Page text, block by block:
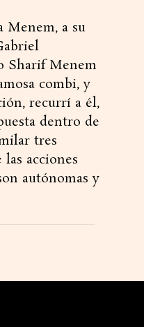
Menem, a su
Sharif Menem
combi, y
recurrí a él,
dentro de
tres
acciones
autónomas y